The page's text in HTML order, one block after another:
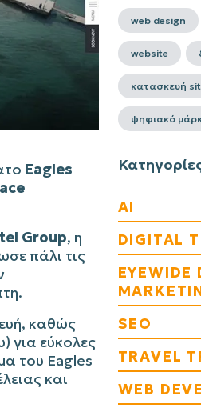
το Eagles
Group, η
πάλι τις
καθώς
για εύκολες
του Eagles
και
web design
website
κατασκευή
ψηφιακό
AI
DIGITAL
EYEWIDE
SEO
TRAVEL
WEB